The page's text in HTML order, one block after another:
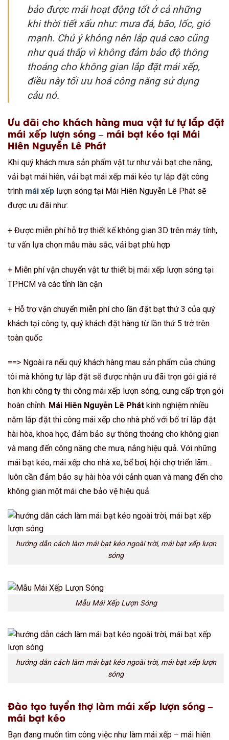
bảo được mái hoạt động tốt ở cả những
khi thời tiết xấu như: mưa đá, bão, lốc, gió
mạnh. Chú ý không nên lắp quá cao cũng
như quá thấp vì không đảm bảo độ thông
thoáng cho không gian lắp đặt mái xếp,
điều này tối ưu hoá công năng sử dụng
cảu nó.
Ưu đãi cho khách hàng mua vật tư tự lắp đặt
mái xếp lượn sóng – mái bạt kéo tại Mái
Hiên Nguyễn Lê Phát
Khi quý khách mưa sản phẩm vật tư như vải bạt che nắng,
vải bạt mái hiên, vải bạt mái xếp mái kéo tự lắp đặt công
trình mái xếp lượn sóng tại Mái Hiên Nguyễn Lê Phát sẽ
được ưu đãi như:
+ Được miễn phí hỗ trợ thiết kế không gian 3D trên máy tính,
tư vấn lựa chọn mẫu màu sắc, vải bạt phù hợp
+ Miễn phí vận chuyển vật tư thiết bị mái xếp lượn sóng tại
TPHCM và các tỉnh lân cận
+ Hỗ trợ vận chuyển miễn phí cho lần đặt bạt thứ 3 của quý
khách tại công ty, quý khách đặt hàng từ lần thứ 5 trở trên
toàn quốc
==> Ngoài ra nếu quý khách hàng mau sản phẩm của chúng
tôi mà không tự lắp đặt sẽ được nhận ưu đãi trọn gói giá rẻ
hơn khi công ty thi công mái xếp lượn sóng, cung cấp trọn gói
hoàn chỉnh. Mái Hiên Nguyễn Lê Phát kinh nghiệm nhiều
năm lắp đặt thi công mái xếp cho nhà phố với bố trí lắp đặt
hài hòa, khoa học, đảm bảo sự thông thoáng cho không gian
và mang đến công năng che mưa, nắng hiệu quả. Với những
mái bạt kéo, mái xếp cho nhà xe, bể bơi, hội chợ triển lãm…
luôn cần đảm bảo sự hài hòa với cảnh quan và mang đến cho
không gian một mái che bảo vệ hiệu quả.
hướng dẫn cách làm mái bạt kéo ngoài trời, mái bạt xếp lượn
sóng
Mẫu Mái Xếp Lượn Sóng
hướng dẫn cách làm mái bạt kéo ngoài trời, mái bạt xếp lượn
sóng
Đào tạo tuyển thợ làm mái xếp lượn sóng –
mái bạt kéo
Bạn đang muốn tìm công việc như làm mái xếp – mái hiên